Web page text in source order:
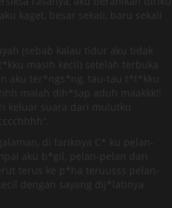
kaget, besar sekali, baru sekali
(sebab kalau tidur aku tidak
masih kecil) setelah terbuka
aku ter*ngs*ng, tau-tau t*t*kku
malah dih*sap aduh maakkk!!
keluar suara dari mulutku
di tariknya C* ku pelan-
aku b*gil, pelan-pelan dari
terus ke p*ha teruusss pelan-
dengan sayang dij*latinya